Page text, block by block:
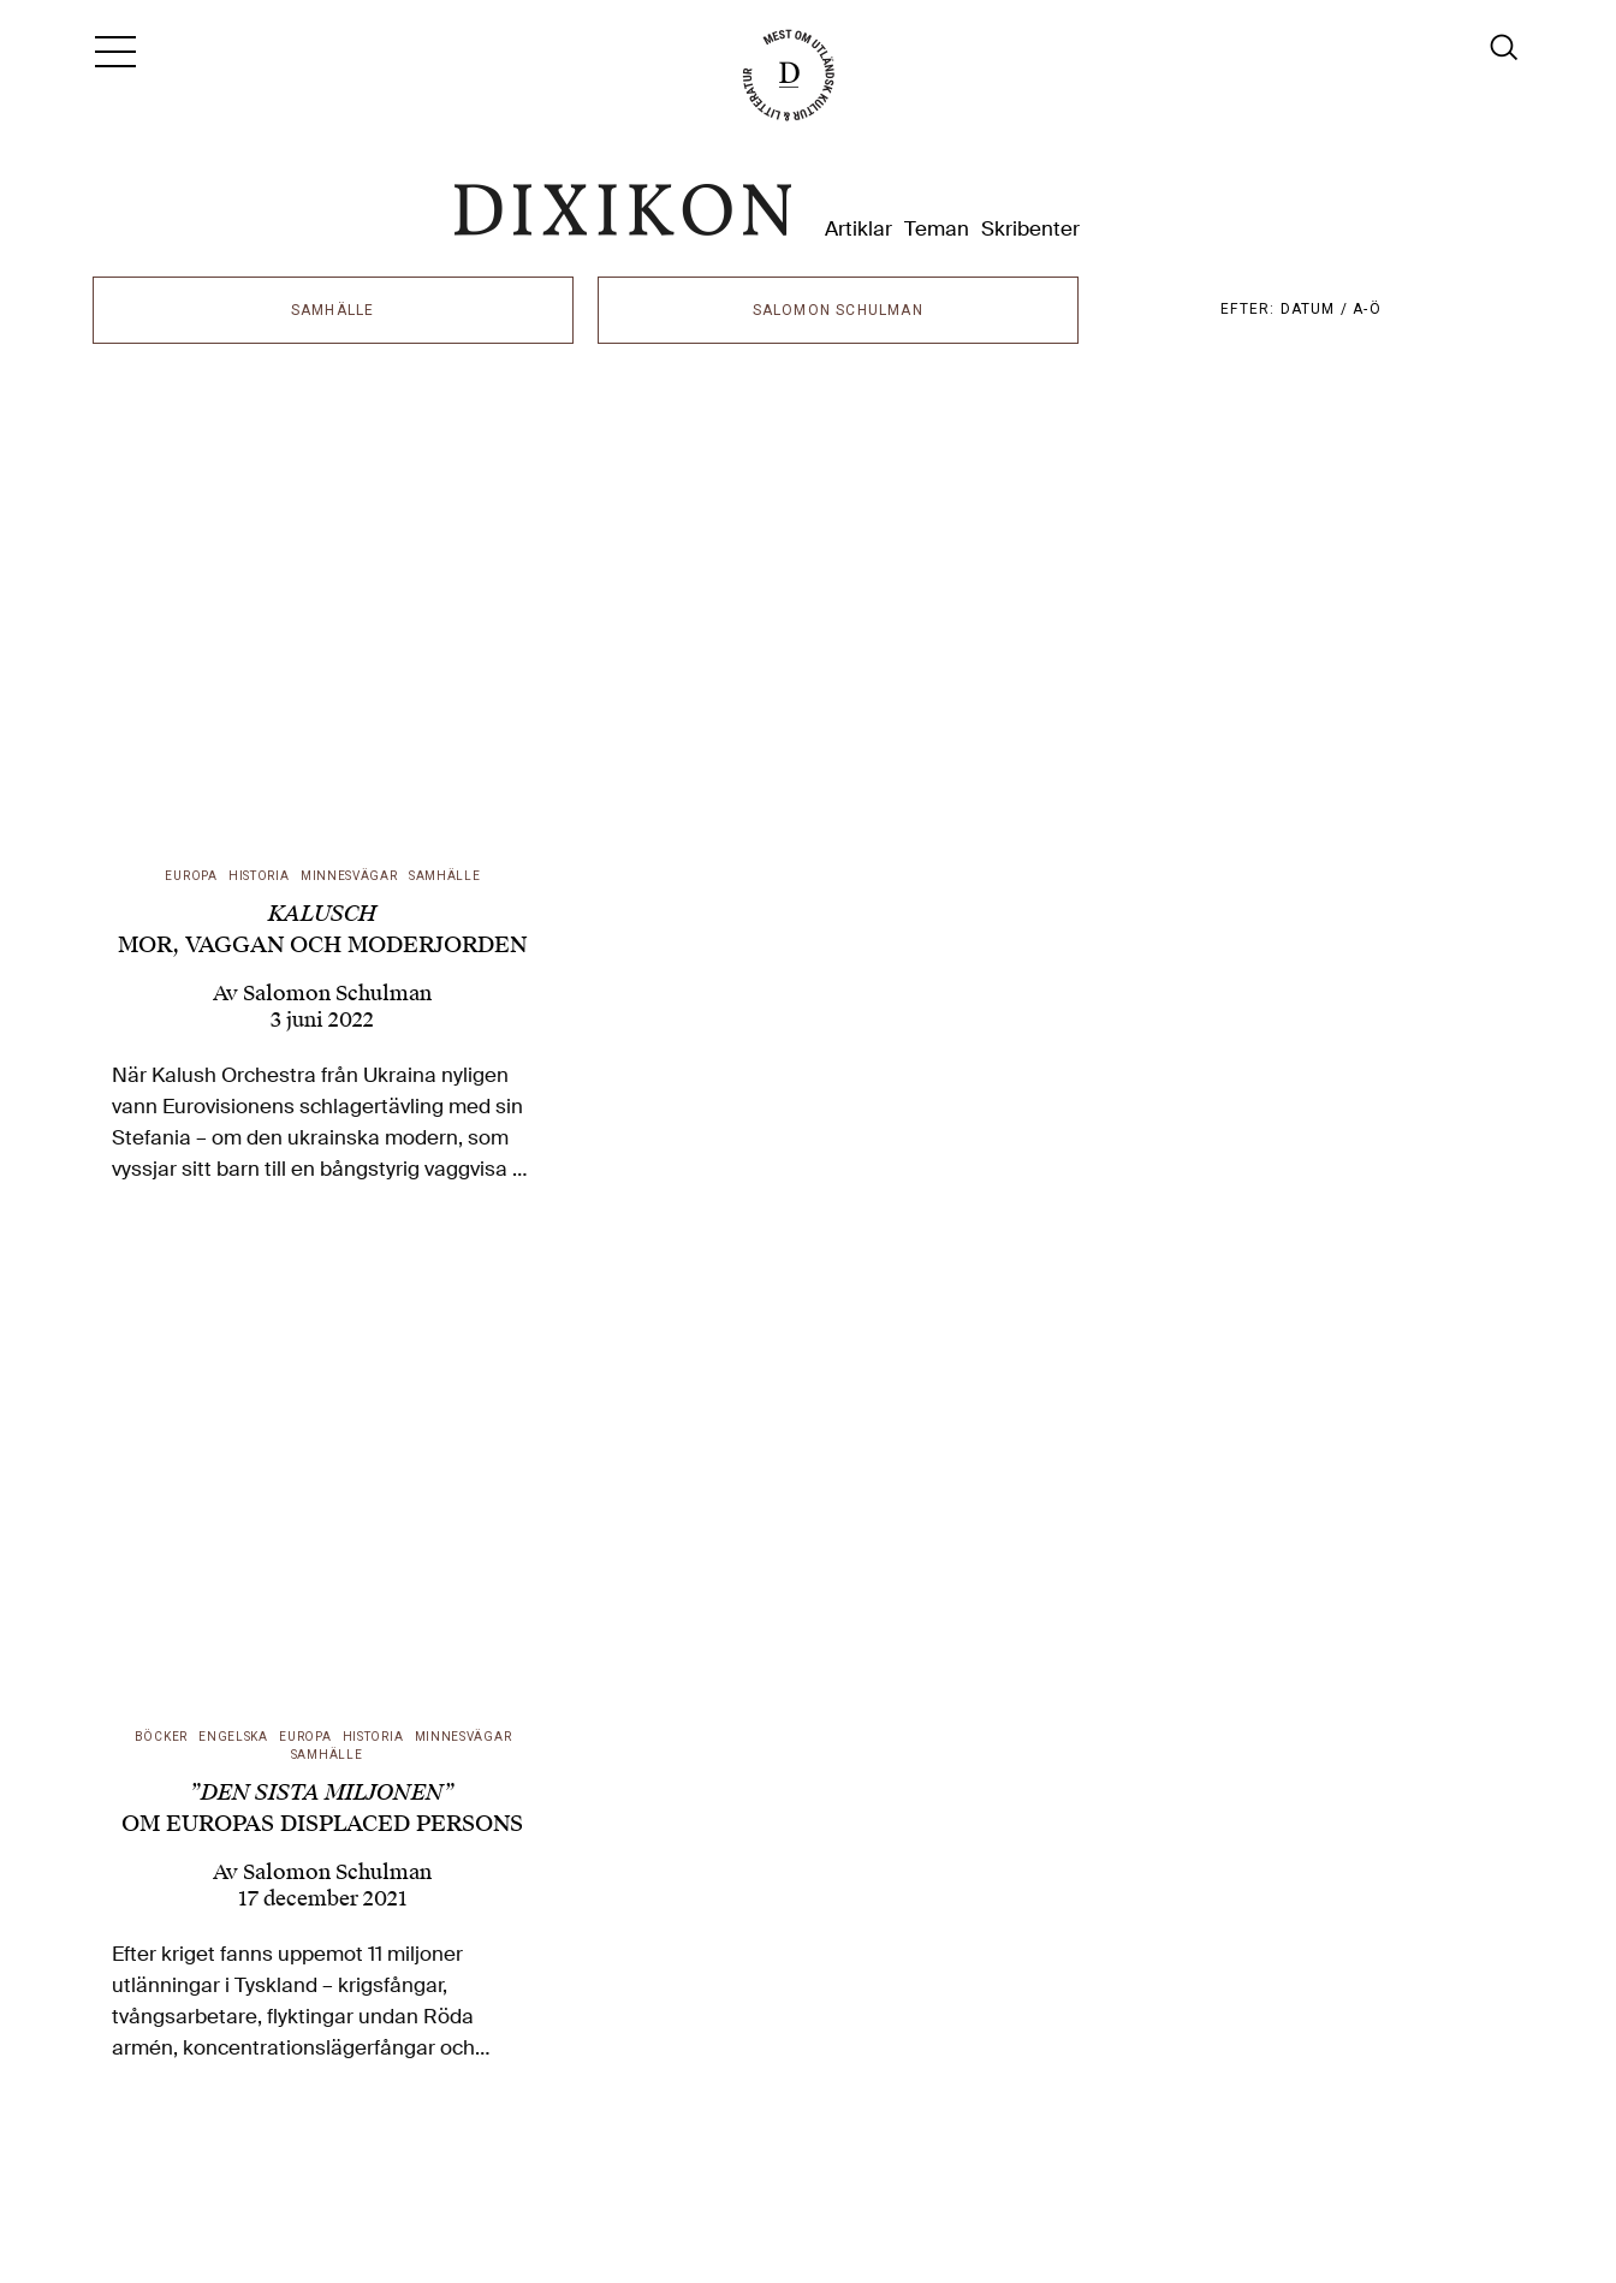
Artiklar Teman Skribenter
SAMHÄLLE SALOMON SCHULMAN EFTER: DATUM / A-Ö
EUROPA HISTORIA MINNESVÄGAR SAMHÄLLE
KALUSCH
MOR, VAGGAN OCH MODERJORDEN
Av Salomon Schulman
3 juni 2022
När Kalush Orchestra från Ukraina nyligen
vann Eurovisionens schlagertävling med sin
Stefania – om den ukrainska modern, som
vyssjar sitt barn till en bångstyrig vaggvisa –
BÖCKER ENGELSKA EUROPA HISTORIA
MINNESVÄGAR
SAMHÄLLE
”DEN SISTA MILJONEN”
OM EUROPAS DISPLACED PERSONS
Av Salomon Schulman
17 december 2021
Efter kriget fanns uppemot 11 miljoner
utlänningar i Tyskland – krigsfångar,
tvångsarbetare, flyktingar undan Röda
armén, koncentrationslägerfångar och